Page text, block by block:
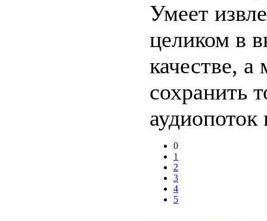
Умеет
целиком в
качестве, а
сохранить
0
1
2
3
4
5